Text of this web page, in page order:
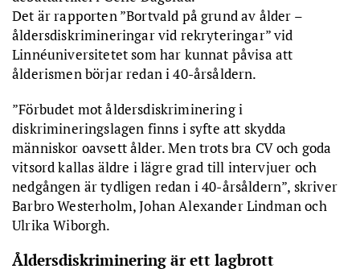
Det är rapporten ”Bortvald på grund av ålder –
åldersdiskrimineringar vid rekryteringar” vid
Linnéuniversitetet som har kunnat påvisa att
ålderismen börjar redan i 40-årsåldern.
”Förbudet mot åldersdiskriminering i
diskrimineringslagen finns i syfte att skydda
människor oavsett ålder. Men trots bra CV och goda
vitsord kallas äldre i lägre grad till intervjuer och
nedgången är tydligen redan i 40-årsåldern”, skriver
Barbro Westerholm, Johan Alexander Lindman och
Ulrika Wiborgh.
Åldersdiskriminering är ett lagbrott